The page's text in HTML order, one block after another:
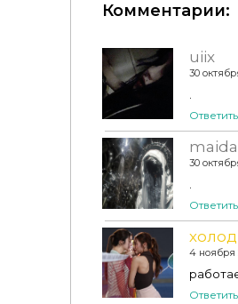
STREET MOOD
Комментарии:
uiix
30
.
Ответить
30
.
Ответить
4 ноября
Ответить